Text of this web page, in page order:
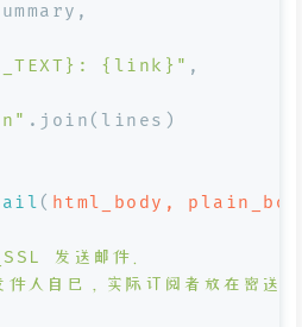
: {link} " ,
.join(lines)
( html_body,
发送邮件。
人自己，实际订阅者放在密送